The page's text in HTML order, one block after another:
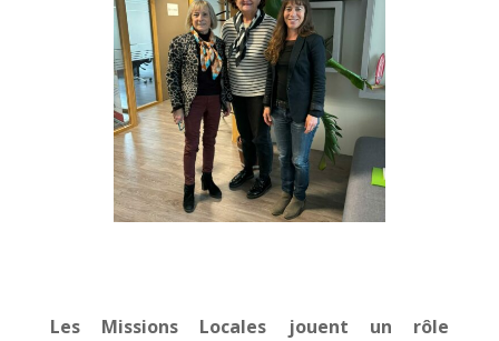
Les Missions Locales jouent un rôle